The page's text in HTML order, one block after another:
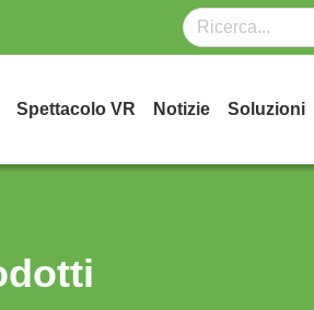
Spettacolo VR Notizie Soluzioni